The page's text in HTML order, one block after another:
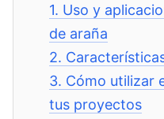
1. Uso y
de araña
2.
3. Cómo utilizar
tus proyectos